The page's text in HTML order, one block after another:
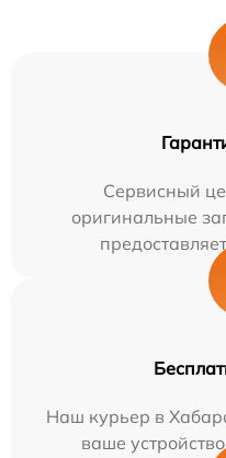
Сервисный
оригинальные
Наш курьер в
ваше